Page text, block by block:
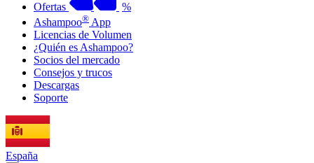
Ofertas
%
Ashampoo® App
Licencias de Volumen
¿Quién es Ashampoo?
Socios del mercado
Consejos y trucos
Descargas
Soporte
España